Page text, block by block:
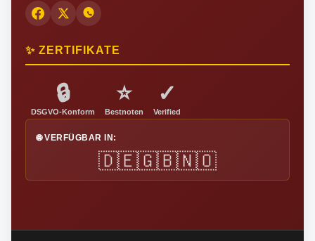
✨ ZERTIFIKATE
🔒
DSGVO-Konform
⭐
Bestnoten
✓
Verified
🌐 VERFÜGBAR IN:
🇩🇪🇬🇧🇳🇴